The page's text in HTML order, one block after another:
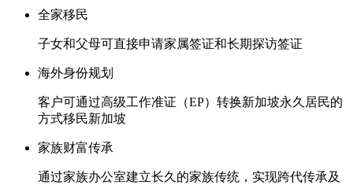
全家移民
子女和父母可直接申请家属签证和长期探访签证
海外身份规划
客户可通过高级工作准证（EP）转换新加坡永久居民的
方式移民新加坡
家族财富传承
通过家族办公室建立长久的家族传统，实现跨代传承及